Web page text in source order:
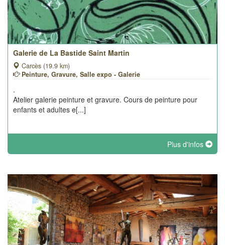
Galerie de La Bastide Saint Martin
Carcès (19.9 km)
Peinture, Gravure, Salle expo - Galerie
.
Atelier galerie peinture et gravure. Cours de peinture pour
enfants et adultes e[...]
Plus d'infos